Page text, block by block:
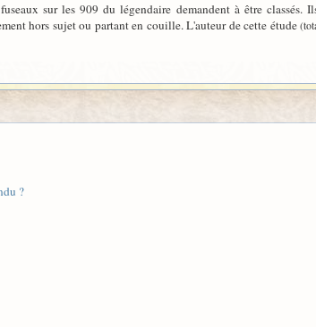
sur les 909 du légendaire demandent à être
hors sujet ou partant en couille. L'auteur de cette étude
?